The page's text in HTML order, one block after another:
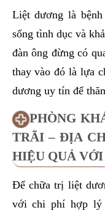
Liệt dương là
sống tình dục và
đàn ông đừng có
thay vào đó là lựa
dương uy tín để
PHÒNG
TRÃI – ĐỊA
HIỆU QUẢ
Để chữa trị liệt
với chi phí hợp lý